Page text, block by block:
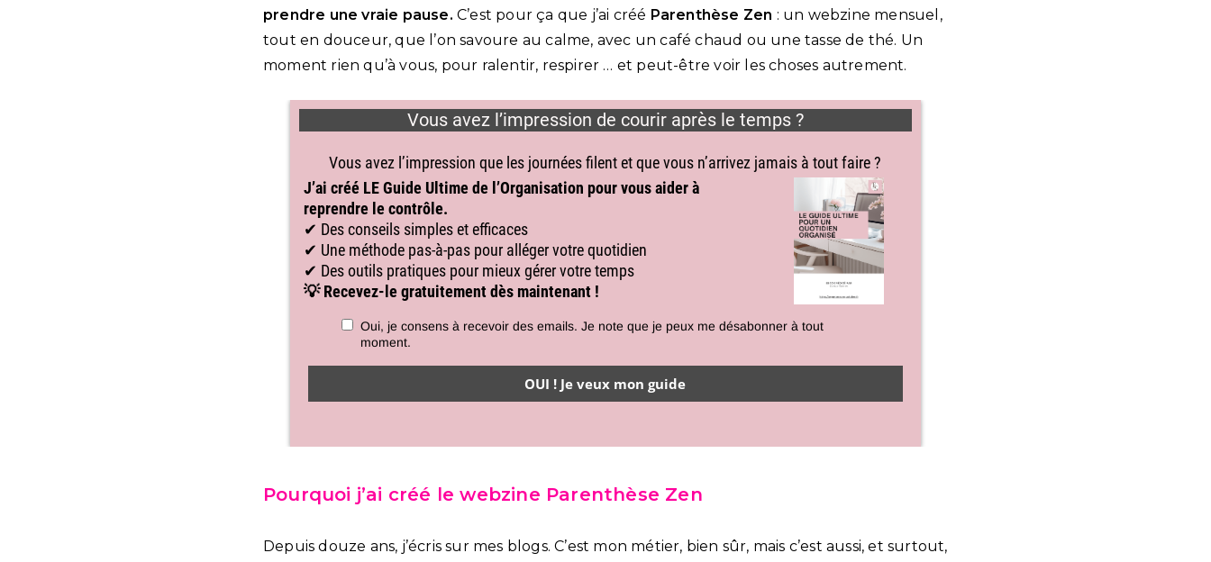
prendre une vraie pause. C’est pour ça que j’ai créé Parenthèse Zen : un webzine mensuel,
tout en douceur, que l’on savoure au calme, avec un café chaud ou une tasse de thé. Un
moment rien qu’à vous, pour ralentir, respirer … et peut-être voir les choses autrement.
Pourquoi j’ai créé le webzine Parenthèse Zen
Depuis douze ans, j’écris sur mes blogs. C’est mon métier, bien sûr, mais c’est aussi, et surtout,